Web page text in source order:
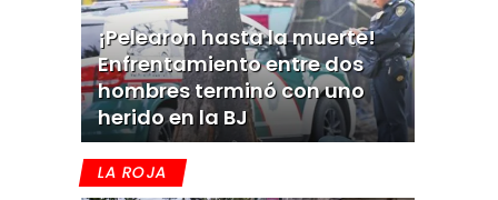
¡Pelearon hasta la muerte!
Enfrentamiento entre dos
hombres terminó con uno
herido en la BJ
LA ROJA